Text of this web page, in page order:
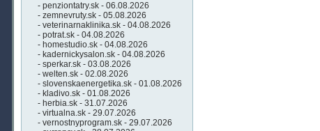
- penziontatry.sk - 06.08.2026
- zemnevruty.sk - 05.08.2026
- veterinarnaklinika.sk - 04.08.2026
- potrat.sk - 04.08.2026
- homestudio.sk - 04.08.2026
- kadernickysalon.sk - 04.08.2026
- sperkar.sk - 03.08.2026
- welten.sk - 02.08.2026
- slovenskaenergetika.sk - 01.08.2026
- kladivo.sk - 01.08.2026
- herbia.sk - 31.07.2026
- virtualna.sk - 29.07.2026
- vernostnyprogram.sk - 29.07.2026